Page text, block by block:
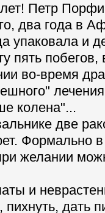
Петр
два года в
упаковала и
пять
во-время
колена"...
две
Формально
желании
и
дать